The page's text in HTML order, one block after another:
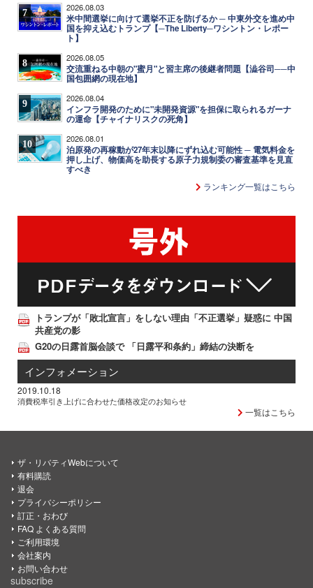
7 2026.08.03
米中間選挙に向けて選挙不正を防げるか ─ 中東外交を進め中
国を抑え込むトランプ【─The Liberty─ワシントン・レポー
ト】
8 2026.08.05
交流重ねる中朝の"蜜月"と習主席の後継者問題【澁谷司──中
国包囲網の現在地】
9 2026.08.04
インフラ開発のために"未開発資源"を担保に取られるガーナ
の運命【チャイナリスクの死角】
10 2026.08.01
泊原発の再稼動が27年末以降にずれ込む可能性 ─ 電気料金を
押し上げ、物価高を助長する原子力規制委の審査基準を見直
すべき
ランキング一覧はこちら
トランプが「敗北宣言」をしない理由「不正選挙」疑惑に 中国
共産党の影
G20の日露首脳会談で 「日露平和条約」締結の決断を
インフォメーション
2019.10.18
消費税率引き上げに合わせた価格改定のお知らせ
一覧はこちら
ザ・リバティWebについて
有料購読
退会
プライバシーポリシー
訂正・おわび
FAQ よくある質問
ご利用環境
会社案内
お問い合わせ
subscribe